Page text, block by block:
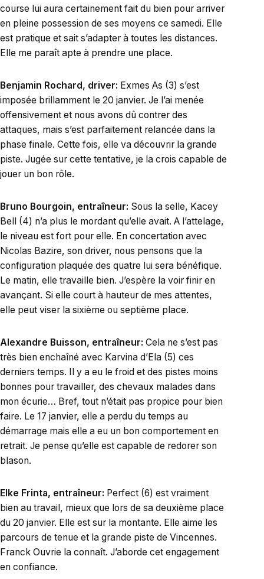
course lui aura certainement fait du bien pour arriver
en pleine possession de ses moyens ce samedi. Elle
est pratique et sait s’adapter à toutes les distances.
Elle me paraît apte à prendre une place.
Benjamin Rochard, driver: Exmes As (3) s’est
imposée brillamment le 20 janvier. Je l’ai menée
offensivement et nous avons dû contrer des
attaques, mais s’est parfaitement relancée dans la
phase finale. Cette fois, elle va découvrir la grande
piste. Jugée sur cette tentative, je la crois capable de
jouer un bon rôle.
Bruno Bourgoin, entraîneur: Sous la selle, Kacey
Bell (4) n’a plus le mordant qu’elle avait. A l’attelage,
le niveau est fort pour elle. En concertation avec
Nicolas Bazire, son driver, nous pensons que la
configuration plaquée des quatre lui sera bénéfique.
Le matin, elle travaille bien. J’espère la voir finir en
avançant. Si elle court à hauteur de mes attentes,
elle peut viser la sixième ou septième place.
Alexandre Buisson, entraîneur: Cela ne s’est pas
très bien enchaîné avec Karvina d’Ela (5) ces
derniers temps. Il y a eu le froid et des pistes moins
bonnes pour travailler, des chevaux malades dans
mon écurie… Bref, tout n’était pas propice pour bien
faire. Le 17 janvier, elle a perdu du temps au
démarrage mais elle a eu un bon comportement en
retrait. Je pense qu’elle est capable de redorer son
blason.
Elke Frinta, entraîneur: Perfect (6) est vraiment
bien au travail, mieux que lors de sa deuxième place
du 20 janvier. Elle est sur la montante. Elle aime les
parcours de tenue et la grande piste de Vincennes.
Franck Ouvrie la connaît. J’aborde cet engagement
en confiance.